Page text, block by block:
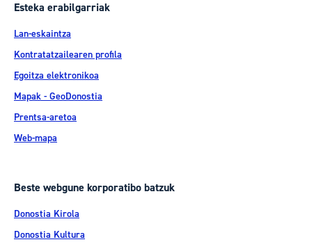
Esteka erabilgarriak
Lan-eskaintza
Kontratatzailearen profila
Egoitza elektronikoa
Mapak - GeoDonostia
Prentsa-aretoa
Web-mapa
Beste webgune korporatibo batzuk
Donostia Kirola
Donostia Kultura